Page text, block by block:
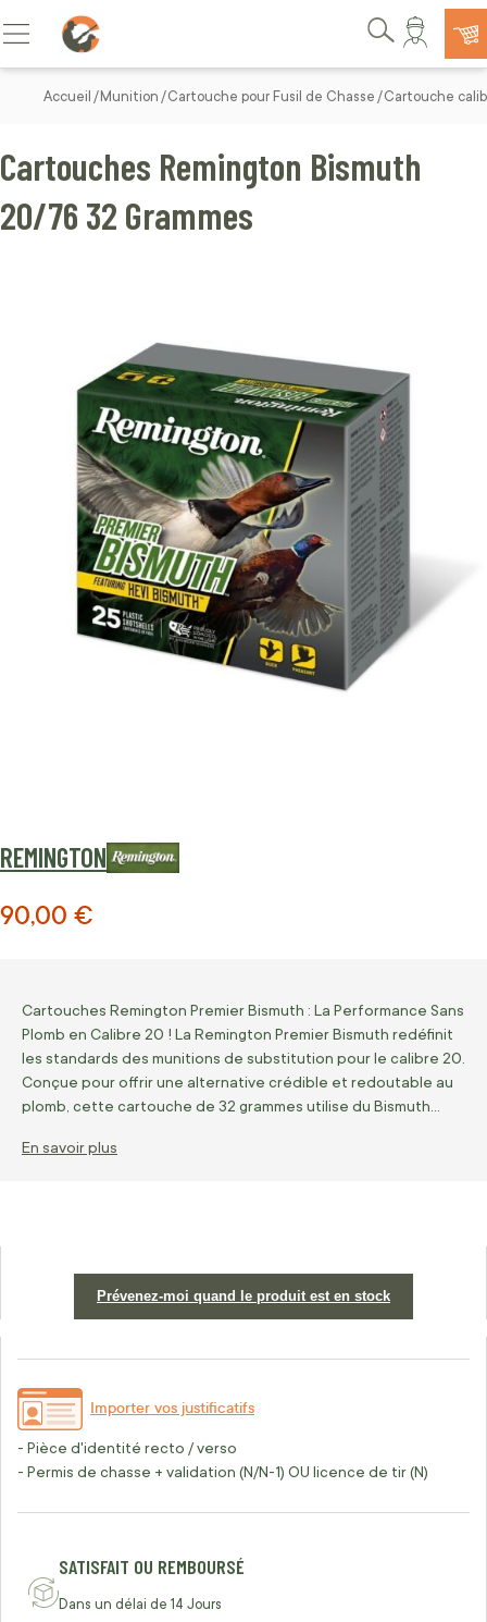
Allez au contenu
Basculer la navigation
Rechercher
Accueil Munition Cartouche pour Fusil de Chasse Cartouche
REMINGTON
Cartouches Remington Bismuth
20/76 32 Grammes
90,00 €
Cartouches Remington Premier Bismuth : La Performance Sans
Plomb en Calibre 20 ! La Remington Premier Bismuth redéfinit
les standards des munitions de substitution pour le calibre 20.
Conçue pour offrir une alternative crédible et redoutable au
plomb, cette cartouche de 32 grammes utilise du Bismuth…
En savoir plus
Prévenez-moi quand le produit est en stock
Importer vos justificatifs
- Pièce d'identité recto / verso
- Permis de chasse + validation (N/N-1) OU licence de tir (N)
SATISFAIT OU REMBOURSÉ
Dans un délai de 14 Jours